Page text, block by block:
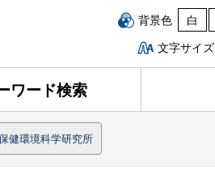
背景色 白
文字サイズ
ワード検索
健環境科学研究所